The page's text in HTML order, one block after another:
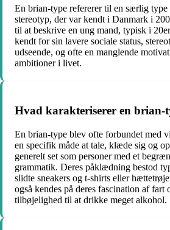
En brian-type refererer til en særlig type
stereotyp, der var kendt i Danmark i
til at beskrive en ung mand, typisk i
kendt for sin lavere sociale status,
udseende, og ofte en manglende
ambitioner i livet.
Hvad karakteriserer en brian-
En brian-type blev ofte forbundet med
en specifik måde at tale, klæde sig og
generelt set som personer med et
grammatik. Deres påklædning bestod
slidte sneakers og t-shirts eller
også kendes på deres fascination af fart
tilbøjelighed til at drikke meget alkohol.